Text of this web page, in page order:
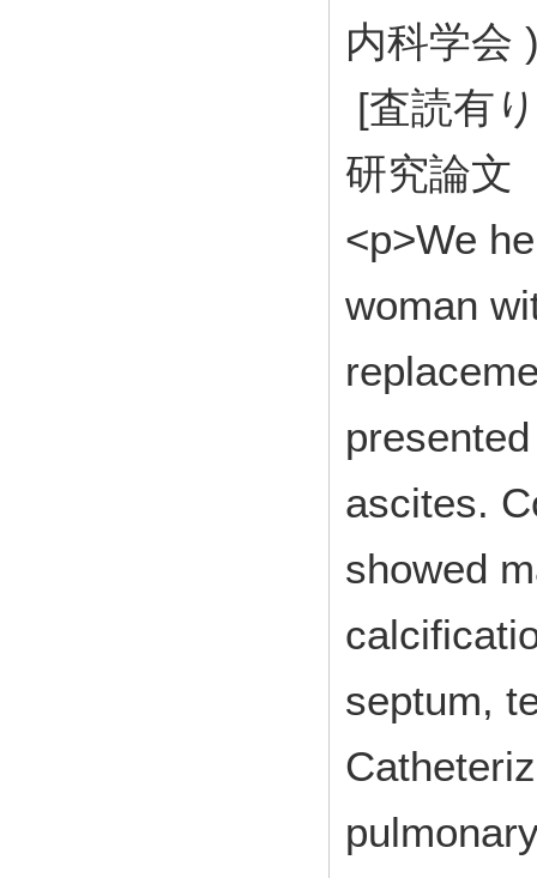
内科学会
[査読有
研究論文
<p>We
woman
ascites.
showed
septum,